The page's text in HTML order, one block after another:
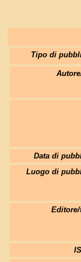
Tipo di
Data di
Luogo di